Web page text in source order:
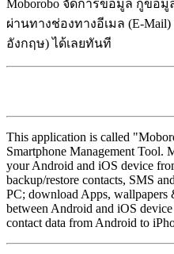
Moborobo จัดการข้อมูล กู้ข้อมู
ผ่านทางช่องทางอีเมล (E-Mail)
อังกฤษ) ได้เลยทันที
This application is called
Smartphone Management Tool.
your Android and iOS device
backup/restore contacts, SMS
PC; download Apps, wallpapers
between Android and iOS
contact data from Android to